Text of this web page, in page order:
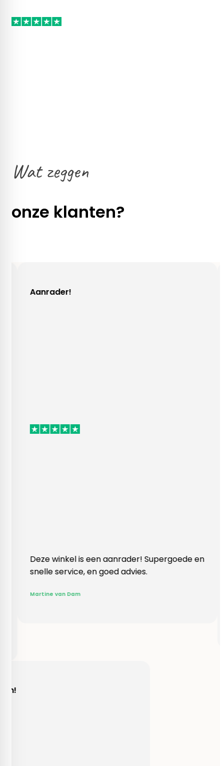
Wat zeggen
onze klanten?
winkel is een aanrader! Supergoede en
service, en goed advies.
van Dam
Vlotte